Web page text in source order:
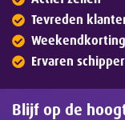
Tevreden
Ervaren
Blijf op de